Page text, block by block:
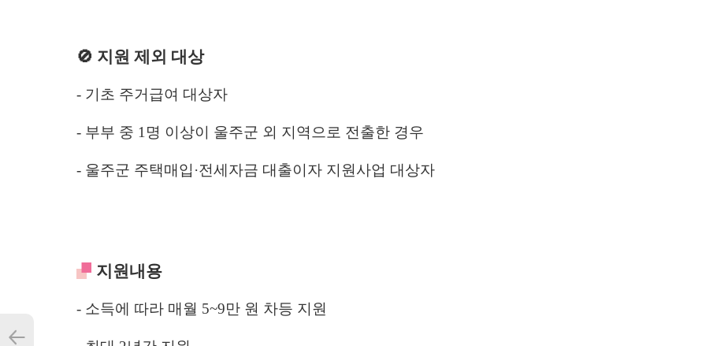
🚫 지원 제외 대상
- 기초 주거급여 대상자
- 부부 중 1명 이상이 울주군 외 지역으로 전출한 경우
- 울주군 주택매입·전세자금 대출이자 지원사업 대상자
지원내용
- 소득에 따라 매월 5~9만 원 차등 지원